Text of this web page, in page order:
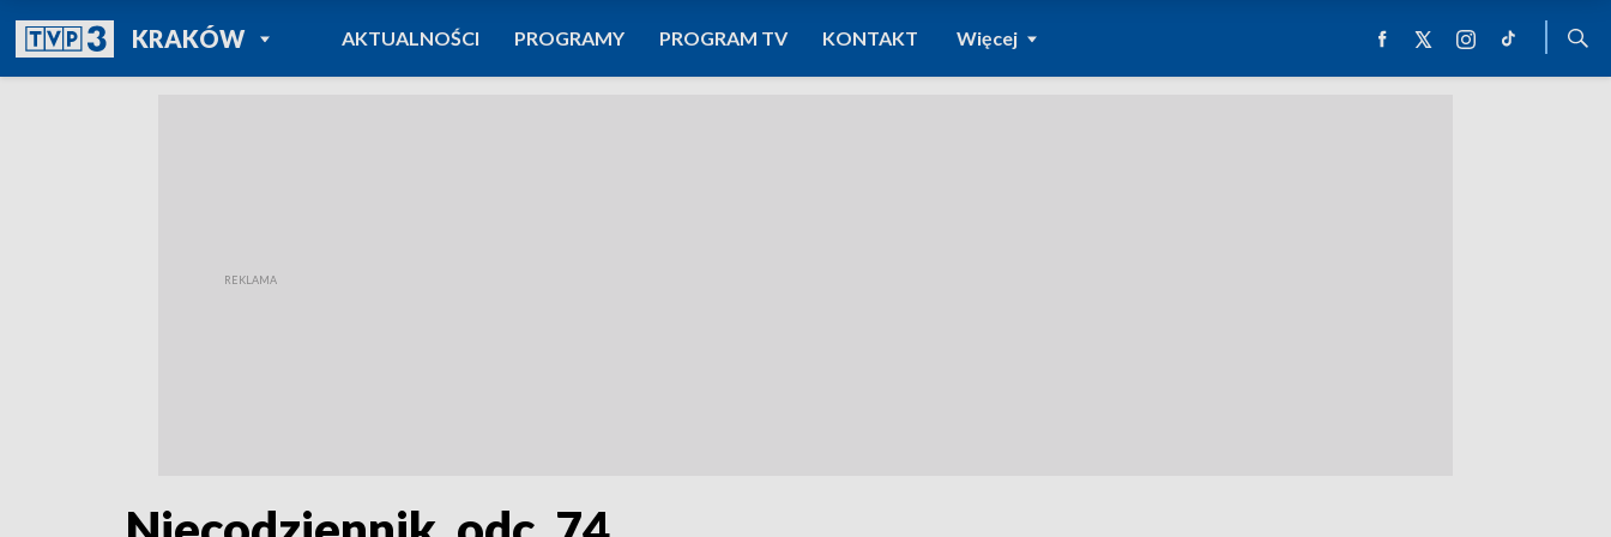
KRAKÓWPOWRÓT DO
TVP REGIONY
AKTUALNOŚCI PROGRAMY PROGRAM TV KONTAKT Więcej